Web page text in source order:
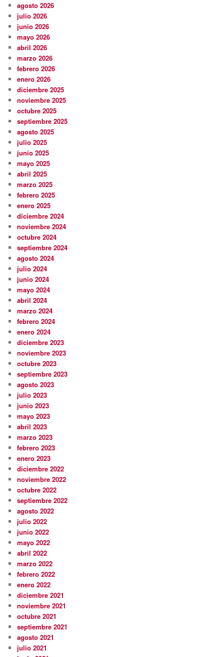
agosto 2026
julio 2026
junio 2026
mayo 2026
abril 2026
marzo 2026
febrero 2026
enero 2026
diciembre 2025
noviembre 2025
octubre 2025
septiembre 2025
agosto 2025
julio 2025
junio 2025
mayo 2025
abril 2025
marzo 2025
febrero 2025
enero 2025
diciembre 2024
noviembre 2024
octubre 2024
septiembre 2024
agosto 2024
julio 2024
junio 2024
mayo 2024
abril 2024
marzo 2024
febrero 2024
enero 2024
diciembre 2023
noviembre 2023
octubre 2023
septiembre 2023
agosto 2023
julio 2023
junio 2023
mayo 2023
abril 2023
marzo 2023
febrero 2023
enero 2023
diciembre 2022
noviembre 2022
octubre 2022
septiembre 2022
agosto 2022
julio 2022
junio 2022
mayo 2022
abril 2022
marzo 2022
febrero 2022
enero 2022
diciembre 2021
noviembre 2021
octubre 2021
septiembre 2021
agosto 2021
julio 2021